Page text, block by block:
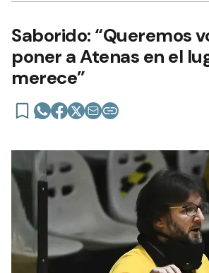
Saborido: “Queremos
poner a Atenas en el
merece”